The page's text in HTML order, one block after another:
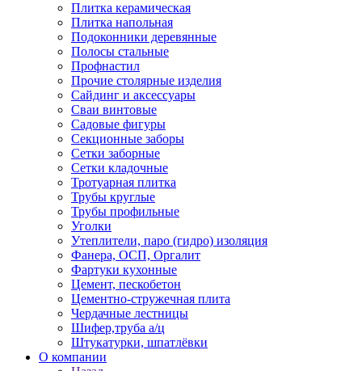
Плитка керамическая
Плитка напольная
Подоконники деревянные
Полосы стальные
Профнастил
Прочие столярные изделия
Сайдинг и аксессуары
Сваи винтовые
Садовые фигуры
Секционные заборы
Сетки заборные
Сетки кладочные
Тротуарная плитка
Трубы круглые
Трубы профильные
Уголки
Утеплители, паро (гидро) изоляция
Фанера, ОСП, Оргалит
Фартуки кухонные
Цемент, пескобетон
Цементно-стружечная плита
Чердачные лестницы
Шифер,труба а/ц
Штукатурки, шпатлёвки
О компании